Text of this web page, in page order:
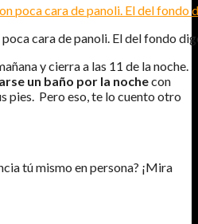
cara de panoli. El del fondo
y cierra a las 11 de la noche.
un baño por la nochecon
pies. Pero eso, te lo cuento otro
tú mismo en persona? ¡Mira